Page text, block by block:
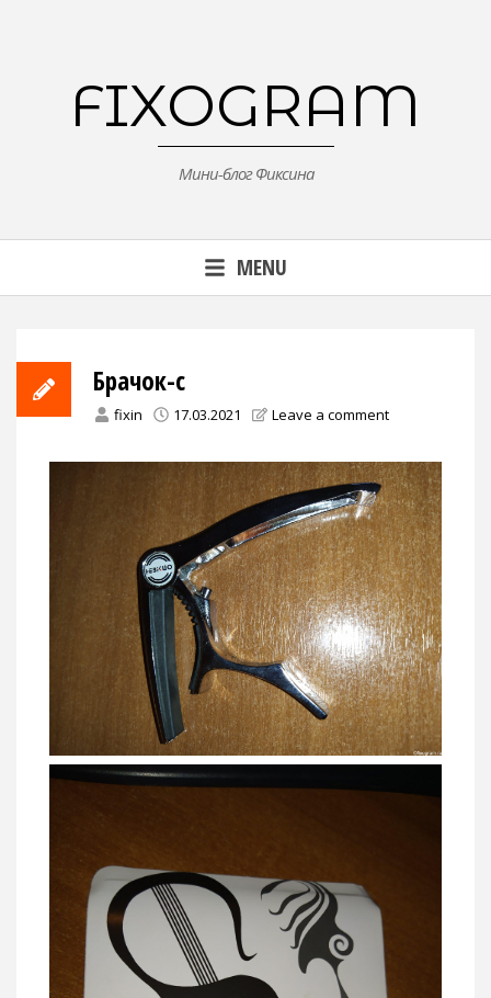
FIXOGRAM
Мини-блог Фиксина
MENU
Брачок-с
fixin 17.03.2021 Leave a comment